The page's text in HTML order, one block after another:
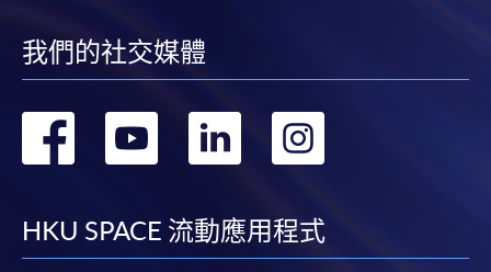
我們的社交媒體
轉
facebook
轉
youtube
轉
linkedin
轉
HKU SPACE 流動應用程式